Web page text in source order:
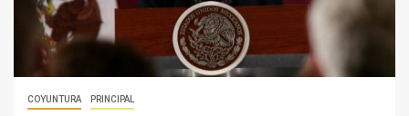
COYUNTURA PRINCIPAL